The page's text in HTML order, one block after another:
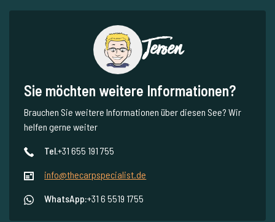
Jeroen
Sie möchten weitere Informationen?
Brauchen Sie weitere Informationen über diesen See? Wir
helfen gerne weiter
Tel.+31 655 191 755
info@thecarpspecialist.de
WhatsApp:+31 6 5519 1755